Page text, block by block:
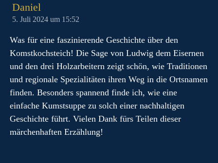
Daniel
5. Juli 2024 um 15:52
Was für eine faszinierende Geschichte über den
Komstkochsteich! Die Sage von Ludwig dem Eisernen
und den drei Holzarbeitern zeigt schön, wie Traditionen
und regionale Spezialitäten ihren Weg in die Ortsnamen
finden. Besonders spannend finde ich, wie eine
einfache Kumstsuppe zu solch einer nachhaltigen
Geschichte führt. Vielen Dank fürs Teilen dieser
märchenhaften Erzählung!